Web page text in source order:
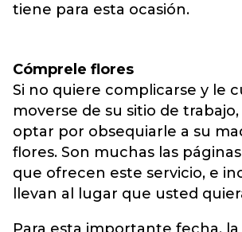
tiene para esta ocasión.
Cómprele flores
Si no quiere complicarse y le
moverse de su sitio de
optar por obsequiarle a su
flores. Son muchas las
que ofrecen este servicio, e
llevan al lugar que usted